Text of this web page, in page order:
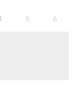
5 6